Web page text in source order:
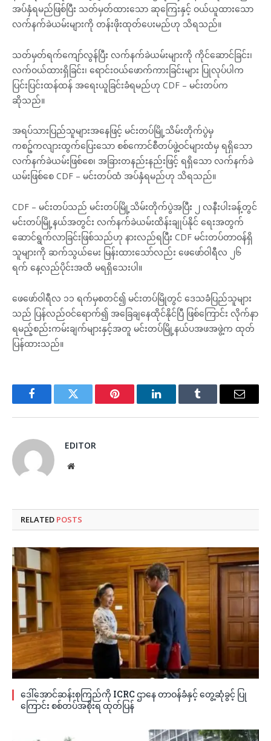
အပ်နှံရမည်ဖြစ်ပြီး သတ်မှတ်ထားသော ဆုကြေးနှင့် ဝယ်ယူထားသော
လက်နက်ခဲယမ်းများကို တန်းဖိုးထုတ်ပေးမည်ဟု သိရသည်။
သတ်မှတ်ရက်ကျော်လွန်ပြီး လက်နက်ခဲယမ်းများကို ကိုင်ဆောင်ခြင်း၊
လက်ဝယ်ထားရှိခြင်း၊ ရောင်းဝယ်ဖောက်ကားခြင်းများ ပြုလုပ်ပါက
ပြင်းပြင်းထန်ထန် အရေးယူခြင်းခံရမည်ဟု CDF – မင်းတပ်က
ဆိုသည်။
အရပ်သားပြည်သူများအနေဖြင့် မင်းတပ်မြို့သိမ်းတိုက်ပွဲမှ
ကစဉ့်ကလျားထွက်ပြေးသော စစ်ကောင်စီတပ်ဖွဲ့ဝင်များထံမှ ရရှိသော
လက်နက်ခဲယမ်းဖြစ်စေ၊ အခြားတနည်းနည်းဖြင့် ရရှိသော လက်နက်ခဲ
ယမ်းဖြစ်စေ CDF – မင်းတပ်ထံ အပ်နှံရမည်ဟု သိရသည်။
CDF – မင်းတပ်သည် မင်းတပ်မြို့သိမ်းတိုက်ပွဲအပြီး ၂ လနီးပါးခန့်တွင်
မင်းတပ်မြို့နယ်အတွင်း လက်နက်ခဲယမ်းထိန်းချုပ်နိုင် ရေးအတွက်
ဆောင်ရွက်လာခြင်းဖြစ်သည်ဟု နားလည်ရပြီး CDF မင်းတပ်တာဝန်ရှိ
သူများကို ဆက်သွယ်မေး မြန်းထားသော်လည်း ဖေဖော်ဝါရီလ ၂၆
ရက် နေ့လည်ပိုင်းအထိ မရရှိသေးပါ။
ဖေဖော်ဝါရီလ ၁၁ ရက်မှစတင်၍ မင်းတပ်မြိုတွင် ဒေသခံပြည်သူများ
သည် ပြန်လည်ဝင်ရောက်၍ အခြေချနေထိုင်နိုင်ပြီ ဖြစ်ကြောင်း လိုက်နာ
ရမည့်စည်းကမ်းချက်များနှင့်အတူ မင်းတပ်မြို့နယ်ပအဖအဖွဲ့က ထုတ်
ပြန်ထားသည်။
FacebookTwitter Pinterest LinkedInTumblr Email
EDITOR
Website
RELATED POSTS
ဒေါ်အောင်ဆန်းစုကြည်ကို ICRC ဌာနေ တာဝန်ခံနှင့် တွေ့ဆုံခွင့် ပြု
ကြောင်း စစ်တပ်အစိုးရ ထုတ်ပြန်